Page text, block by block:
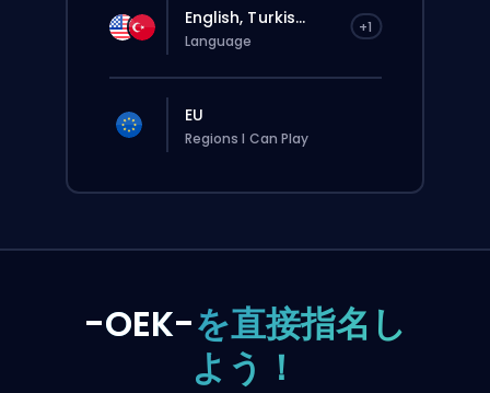
English, Turkis... +1
Language
EU
Regions I Can Play
-OEK-を直接指名し
よう！